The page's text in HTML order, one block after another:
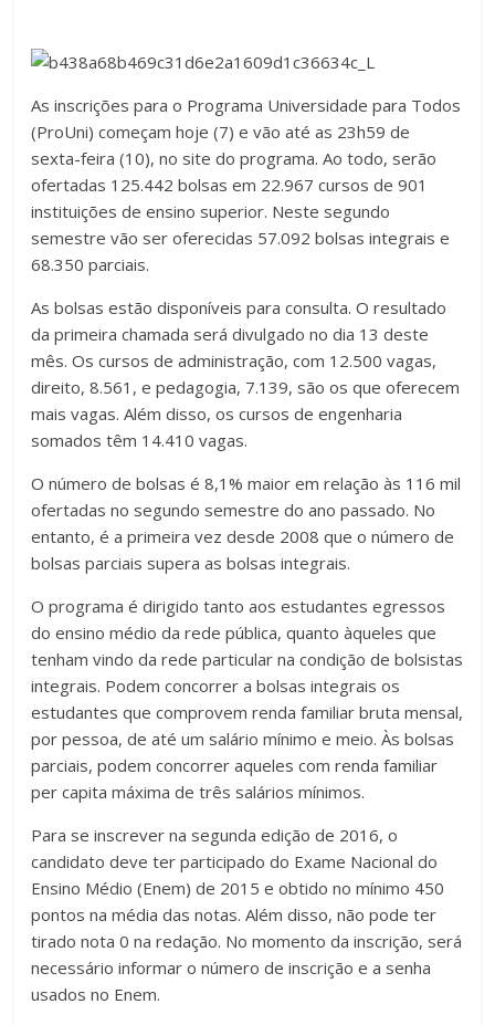
As inscrições para o Programa Universidade para Todos
(ProUni) começam hoje (7) e vão até as 23h59 de
sexta-feira (10), no site do programa. Ao todo, serão
ofertadas 125.442 bolsas em 22.967 cursos de 901
instituições de ensino superior. Neste segundo
semestre vão ser oferecidas 57.092 bolsas integrais e
68.350 parciais.
As bolsas estão disponíveis para consulta. O resultado
da primeira chamada será divulgado no dia 13 deste
mês. Os cursos de administração, com 12.500 vagas,
direito, 8.561, e pedagogia, 7.139, são os que oferecem
mais vagas. Além disso, os cursos de engenharia
somados têm 14.410 vagas.
O número de bolsas é 8,1% maior em relação às 116 mil
ofertadas no segundo semestre do ano passado. No
entanto, é a primeira vez desde 2008 que o número de
bolsas parciais supera as bolsas integrais.
O programa é dirigido tanto aos estudantes egressos
do ensino médio da rede pública, quanto àqueles que
tenham vindo da rede particular na condição de bolsistas
integrais. Podem concorrer a bolsas integrais os
estudantes que comprovem renda familiar bruta mensal,
por pessoa, de até um salário mínimo e meio. Às bolsas
parciais, podem concorrer aqueles com renda familiar
per capita máxima de três salários mínimos.
Para se inscrever na segunda edição de 2016, o
candidato deve ter participado do Exame Nacional do
Ensino Médio (Enem) de 2015 e obtido no mínimo 450
pontos na média das notas. Além disso, não pode ter
tirado nota 0 na redação. No momento da inscrição, será
necessário informar o número de inscrição e a senha
usados no Enem.